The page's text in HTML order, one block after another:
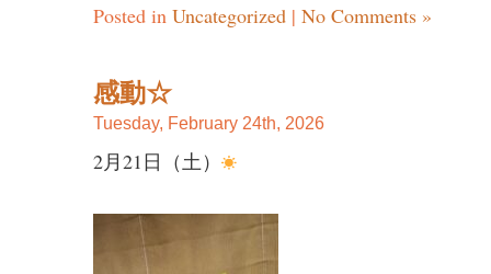
Posted in Uncategorized| No Comments »
感動☆
Tuesday, February 24th, 2026
2月21日（土）